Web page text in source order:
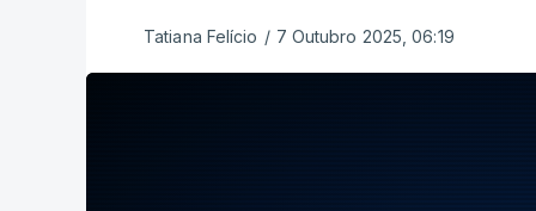
Tatiana Felício / 7 Outubro 2025, 06:19